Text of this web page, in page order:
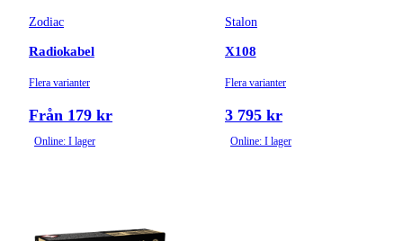
Zodiac
Radiokabel
Flera varianter
Från 179 kr
Online: I lager
Stalon
X108
Flera varianter
3 795 kr
Online: I lager